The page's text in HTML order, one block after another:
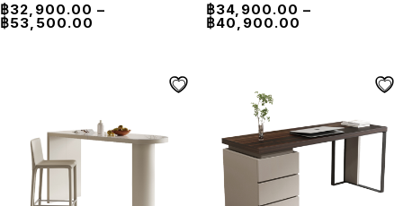
฿32,900.00 –
฿53,500.00
฿34,900.00 –
฿40,900.00